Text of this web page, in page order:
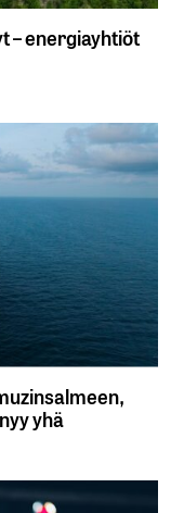
– energiayhtiöt
yhä